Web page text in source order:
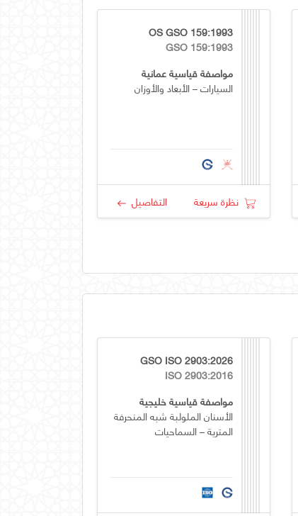
OS GSO 159:1993
GSO 159:1993
مواصفة قياسية عمانية
السيارات – الأبعاد والأوزان
نظرة سريعة التفاصيل
GSO ISO 2903:2026
ISO 2903:2016
مواصفة قياسية خليجية
الأسنان الملولبة شبه المنحرفة
المترية – السماحيات